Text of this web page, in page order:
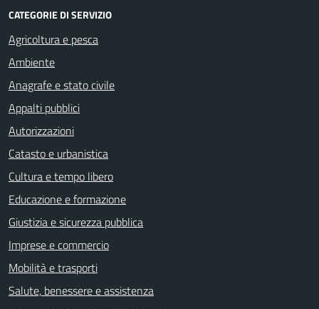
CATEGORIE DI SERVIZIO
Agricoltura e pesca
Ambiente
Anagrafe e stato civile
Appalti pubblici
Autorizzazioni
Catasto e urbanistica
Cultura e tempo libero
Educazione e formazione
Giustizia e sicurezza pubblica
Imprese e commercio
Mobilità e trasporti
Salute, benessere e assistenza